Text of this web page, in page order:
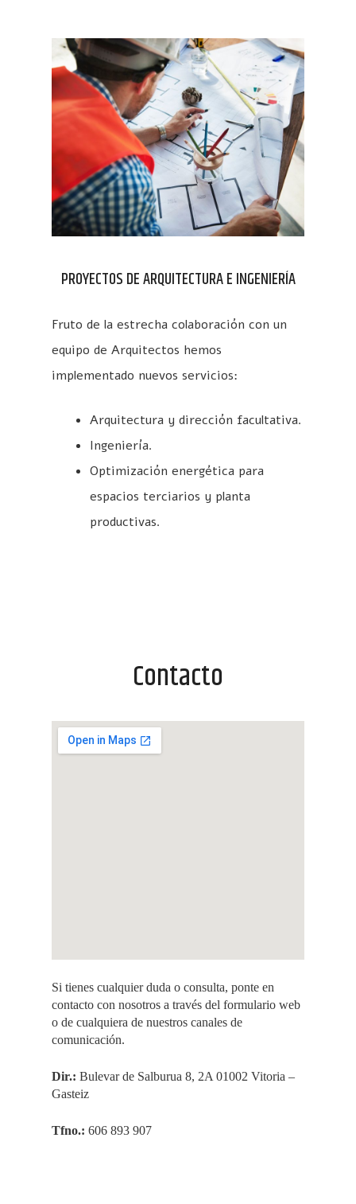
PROYECTOS DE ARQUITECTURA E INGENIERÍA
Fruto de la estrecha colaboración con un
equipo de Arquitectos hemos
implementado nuevos servicios:
Arquitectura y dirección facultativa.
Ingeniería.
Optimización energética para
espacios terciarios y planta
productivas.
Contacto
Si tienes cualquier duda o consulta, ponte en
contacto con nosotros a través del formulario web
o de cualquiera de nuestros canales de
comunicación.
Dir.: Bulevar de Salburua 8, 2A 01002 Vitoria –
Gasteiz
Tfno.: 606 893 907